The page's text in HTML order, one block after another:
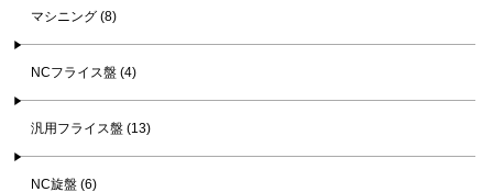
マシニング (8)
NCフライス盤 (4)
汎用フライス盤 (13)
NC旋盤 (6)